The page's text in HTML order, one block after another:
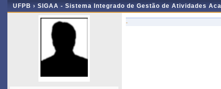
UFPB › SIGAA - Sistema Integrado de Gestão de Atividades
-